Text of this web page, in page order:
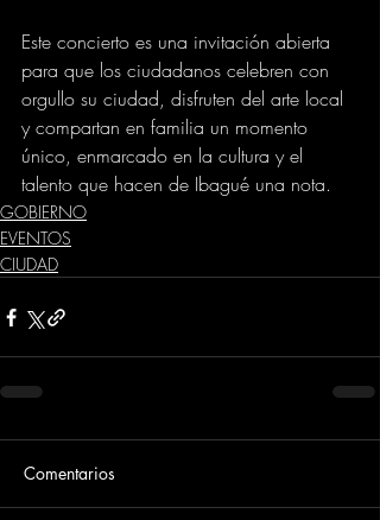
Este concierto es una invitación abierta
para que los ciudadanos celebren con
orgullo su ciudad, disfruten del arte local
y compartan en familia un momento
único, enmarcado en la cultura y el
talento que hacen de Ibagué una nota.
GOBIERNO
EVENTOS
CIUDAD
Comentarios